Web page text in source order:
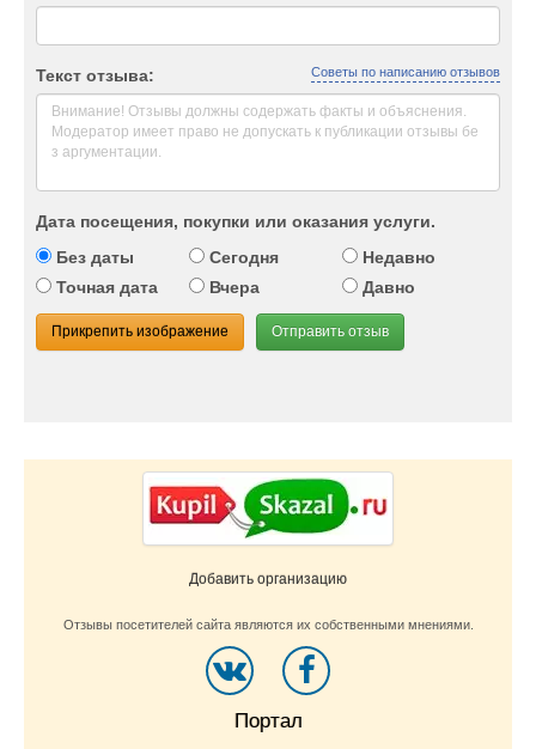
Текст отзыва: Советы по написанию отзывов
Дата посещения, покупки или оказания услуги.
Без даты
Сегодня
Недавно
Точная дата
Вчера Давно
Прикрепить изображение Отправить отзыв
Добавить организацию
Отзывы посетителей сайта являются их собственными мнениями.
Портал